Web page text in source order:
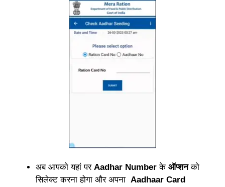
अब आपको यहां पर Aadhar Numberके ऑप्शनको
सिलेक्ट करना होगा और अपना Aadhaar Card